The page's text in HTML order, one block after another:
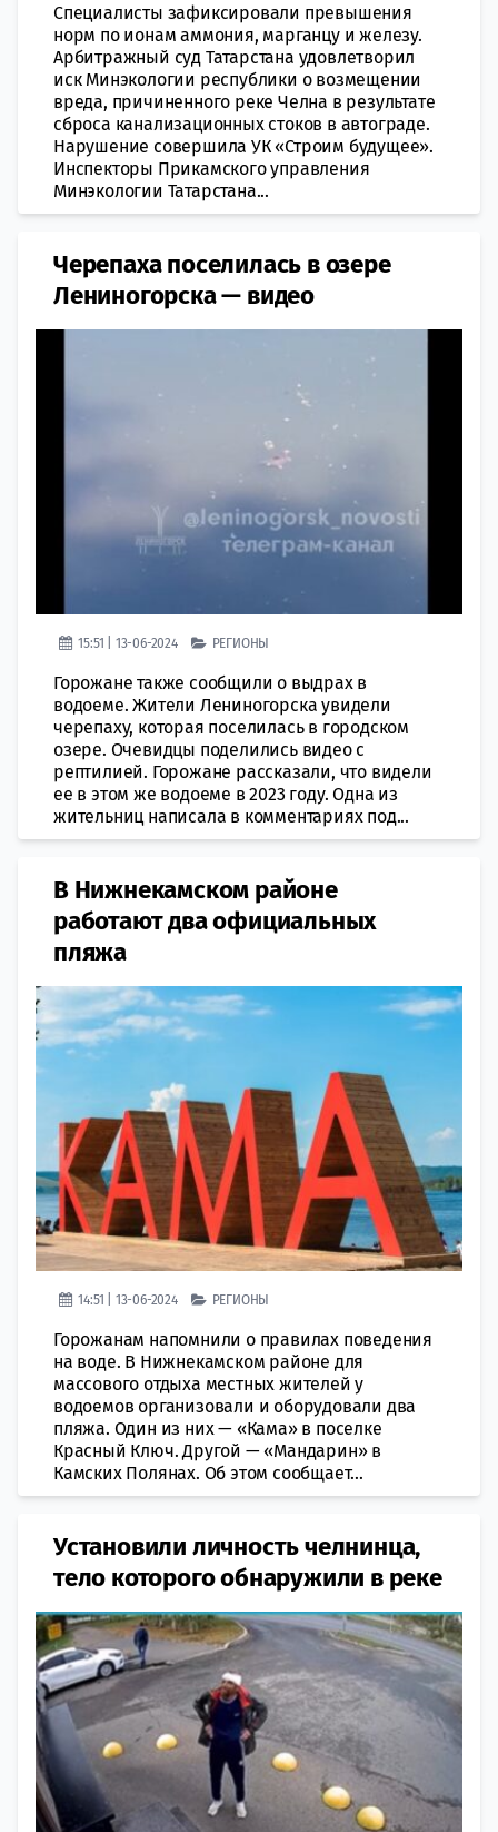
Специалисты зафиксировали превышения
норм по ионам аммония, марганцу и железу.
Арбитражный суд Татарстана удовлетворил
иск Минэкологии республики о возмещении
вреда, причиненного реке Челна в результате
сброса канализационных стоков в автограде.
Нарушение совершила УК «Строим будущее».
Инспекторы Прикамского управления
Минэкологии Татарстана...
Черепаха поселилась в озере
Лениногорска — видео
15:51 | 13-06-2024 РЕГИОНЫ
Горожане также сообщили о выдрах в
водоеме. Жители Лениногорска увидели
черепаху, которая поселилась в городском
озере. Очевидцы поделились видео с
рептилией. Горожане рассказали, что видели
ее в этом же водоеме в 2023 году. Одна из
жительниц написала в комментариях под...
В Нижнекамском районе
работают два официальных
пляжа
14:51 | 13-06-2024 РЕГИОНЫ
Горожанам напомнили о правилах поведения
на воде. В Нижнекамском районе для
массового отдыха местных жителей у
водоемов организовали и оборудовали два
пляжа. Один из них — «Кама» в поселке
Красный Ключ. Другой — «Мандарин» в
Камских Полянах. Об этом сообщает...
Установили личность челнинца,
тело которого обнаружили в реке